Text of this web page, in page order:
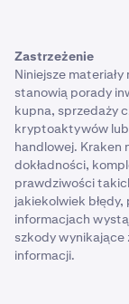
Zastrzeżenie
Niniejsze
stanowią porady
kupna, sprzedaży
kryptoaktywów
handlowej. Kraken
dokładności,
prawdziwości
jakiekolwiek
informacjach
szkody
informacji.